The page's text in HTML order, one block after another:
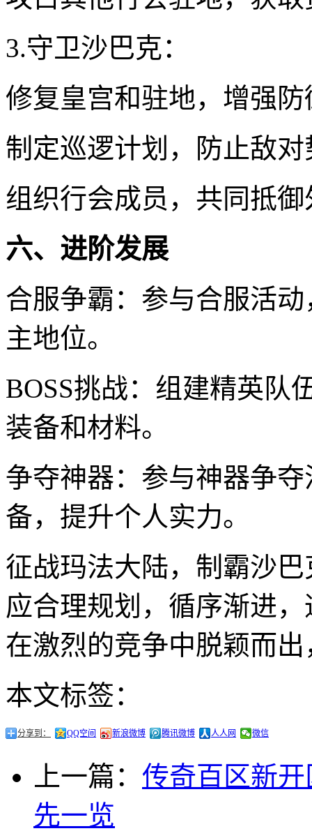
3.守卫沙巴克：
修复皇宫和驻地，增强防
制定巡逻计划，防止敌
组织行会成员，共同抵御
六、进阶发展
合服争霸：参与合服活
主地位。
BOSS挑战：组建精英队
装备和材料。
争夺神器：参与神器争
备，提升个人实力。
征战玛法大陆，制霸沙
应合理规划，循序渐进
在激烈的竞争中脱颖而
本文标签：
分享到： QQ空间 新浪微博 腾讯微博 人人网 微信
上一篇： 传奇百区新
先一览